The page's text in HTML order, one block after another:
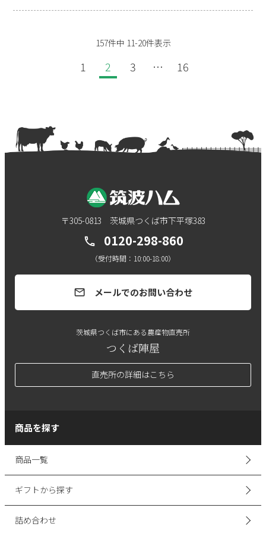
157件中 11-20件表示
1 2 3 … 16
〒305-0813 茨城県つくば市下平塚383
call 0120-298-860
（受付時間：10:00-18:00）
mail メールでのお問い合わせ
茨城県つくば市にある農産物直売所
つくば陣屋
直売所の詳細はこちら
商品を探す
商品一覧
ギフトから探す
詰め合わせ